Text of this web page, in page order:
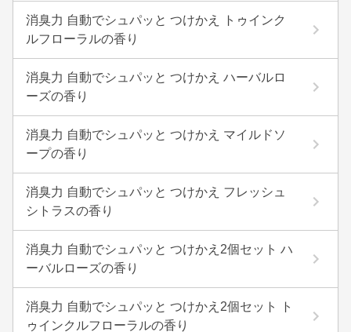
消臭力 自動でシュパッと つけかえ トゥインク
ルフローラルの香り
消臭力 自動でシュパッと つけかえ ハーバルロ
ーズの香り
消臭力 自動でシュパッと つけかえ マイルドソ
ープの香り
消臭力 自動でシュパッと つけかえ フレッシュ
シトラスの香り
消臭力 自動でシュパッと つけかえ2個セット ハ
ーバルローズの香り
消臭力 自動でシュパッと つけかえ2個セット ト
ゥインクルフローラルの香り